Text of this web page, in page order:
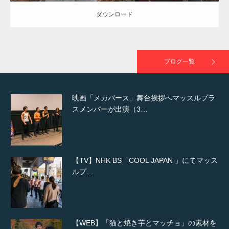
ダウンロード
ブログ一覧
映画「メカバース」舞台挨拶へマッスルプラ
スメンバーが出演（3…
【TV】NHK BS「COOL JAPAN 」にてマッス
ルプ…
【WEB】「猫と焼き芋とマッチョ」の素材を